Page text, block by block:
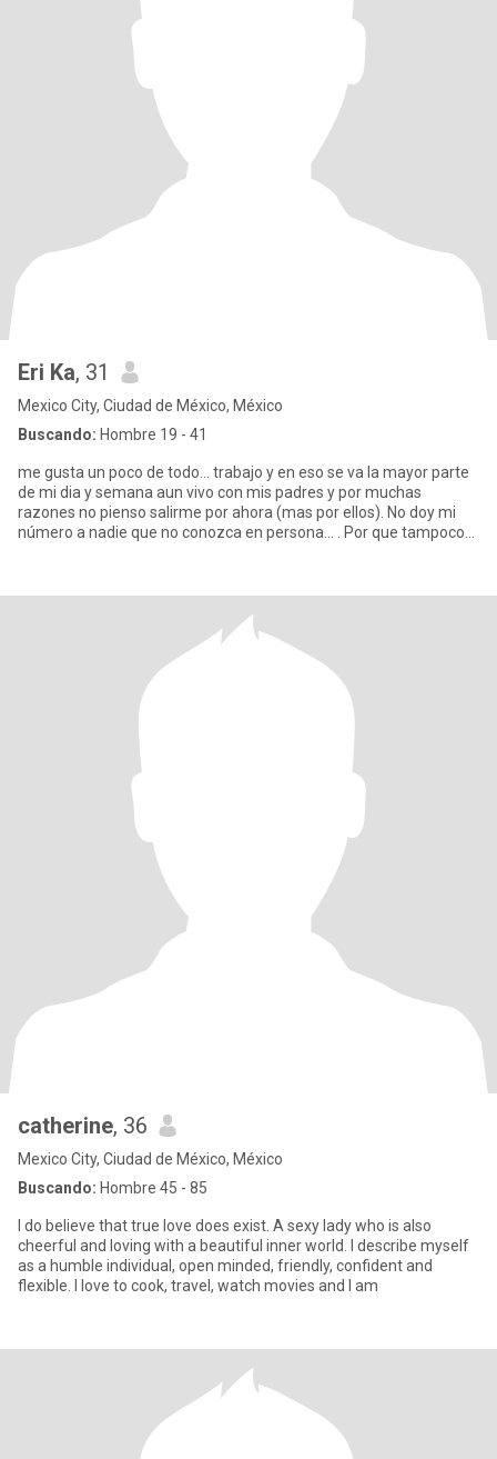
Eri Ka, 31
Mexico City, Ciudad de México, México
Buscando: Hombre 19 - 41
me gusta un poco de todo... trabajo y en eso se va la mayor parte
de mi dia y semana aun vivo con mis padres y por muchas
razones no pienso salirme por ahora (mas por ellos). No doy mi
número a nadie que no conozca en persona... . Por que tampoco
catherine, 36
Mexico City, Ciudad de México, México
Buscando: Hombre 45 - 85
I do believe that true love does exist. A sexy lady who is also
cheerful and loving with a beautiful inner world. I describe myself
as a humble individual, open minded, friendly, confident and
flexible. I love to cook, travel, watch movies and I am